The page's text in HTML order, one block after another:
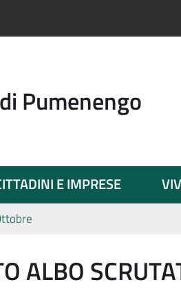
Pumenengo
E IMPRESE
ALBO